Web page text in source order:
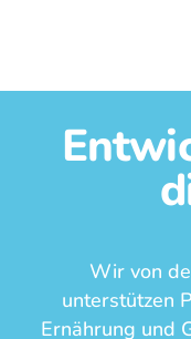
Wir von
unterstützen
Ernährung und